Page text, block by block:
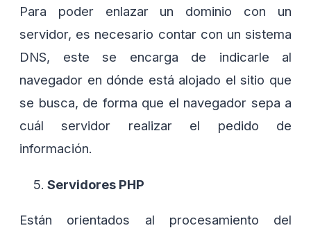
Para poder enlazar un dominio con un
servidor, es necesario contar con un sistema
DNS, este se encarga de indicarle al
navegador en dónde está alojado el sitio que
se busca, de forma que el navegador sepa a
cuál servidor realizar el pedido de
información.
Servidores PHP
Están orientados al procesamiento del